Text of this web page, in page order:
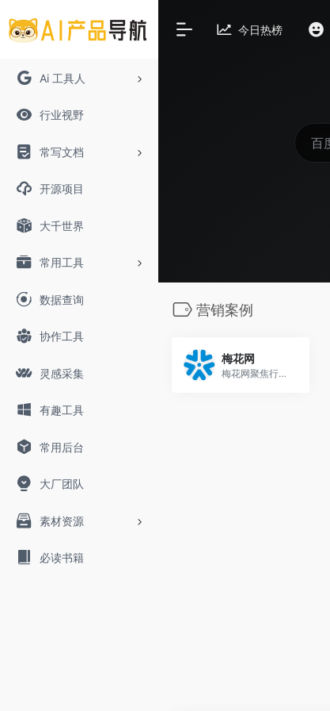
Ai 工具人
行业视野
常写文档
开源项目
大千世界
常用工具
数据查询
协作工具
灵感采集
有趣工具
常用后台
大厂团队
素材资源
必读书籍
今日热榜
营销案例
梅花网
梅花网聚焦行业营销案例，致力于成为国内收录数量和信息价值俱佳的营销作品宝库。作品涵盖平面海报、视频制作、创意设计、公关活动等，为行业上下游打造一个合作共赢的互动交流和在线对接平台。